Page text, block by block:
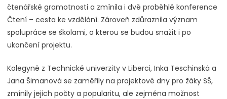
čtenářské gramotnosti a zmínila i dvě proběhlé konference
Čtení – cesta ke vzdělání. Zároveň zdůraznila význam
spolupráce se školami, o kterou se budou snažit i po
ukončení projektu.
Kolegyně z Technické univerzity v Liberci, Inka Teschinská a
Jana Šimanová se zaměřily na projektové dny pro žáky SŠ,
zmínily jejich počty a popularitu, ale zejména možnost